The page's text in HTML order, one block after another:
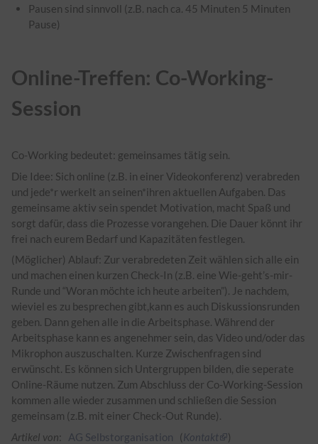
Pausen sind sinnvoll (z.B. nach ca. 45 Minuten 5 Minuten
Pause)
Online-Treffen: Co-Working-
Session
Co-Working bedeutet: gemeinsames tätig sein.
Die Idee: Sich online (z.B. in einer Videokonferenz) verabreden
und jede*r werkelt an seinen*ihren aktuellen Aufgaben. Das
gemeinsame aktiv sein spendet Motivation, macht Spaß und
sorgt dafür, dass die Prozesse vorangehen. Die Dauer könnt ihr
frei nach eurem Bedarf und Kapazitäten festlegen.
(Möglicher) Ablauf: Zur verabredeten Zeit wählen sich alle ein
und machen einen kurzen Check-In (z.B. eine Wie-geht’s-mir-
Runde und “Woran möchte ich heute arbeiten”). Je nachdem,
wieviel es zu besprechen gibt,kann es auch Diskussionsrunden
geben. Dann gehen alle in die Arbeitsphase. Während der
Arbeitsphase kann es angenehmer sein, das Video und/oder das
Mikrophon auszuschalten. Kurze Zwischenfragen sind
erwünscht. Es können sich Untergruppen bilden, die seperate
Online-Räume nutzen. Zum Abschluss der Co-Working-Session
kommen alle wieder zusammen und schließen die Session
gemeinsam (z.B. mit einer Check-Out Runde).
Artikel von: AG Selbstorganisation (Kontakt
)